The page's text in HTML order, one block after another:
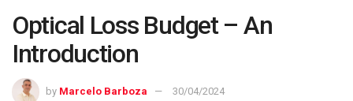
Optical Loss Budget – An
Introduction
by Marcelo Barboza 30/04/2024